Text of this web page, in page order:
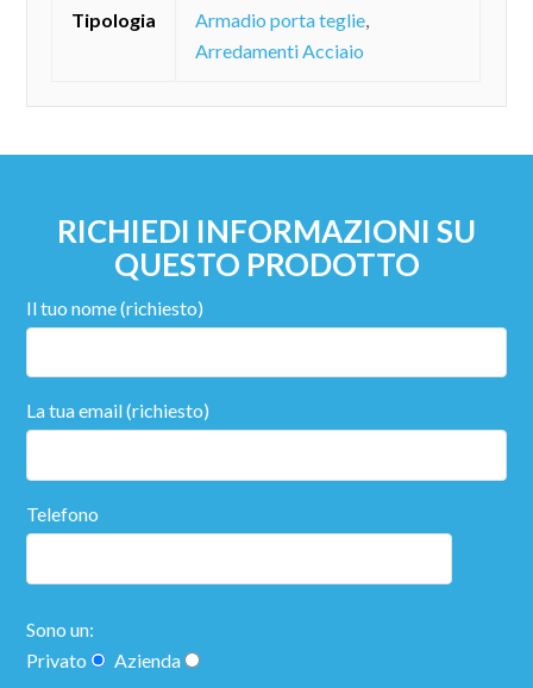
Tipologia Armadio porta teglie
Arredamenti Acciaio
RICHIEDI INFORMAZIONI SU
QUESTO PRODOTTO
Il tuo nome (richiesto)
La tua email (richiesto)
Telefono
Sono un:
Privato
Azienda